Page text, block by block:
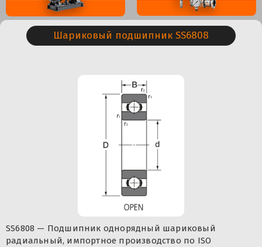
Шариковый подшипник SS6808
SS6808 — Подшипник однорядный шариковый
радиальный, импортное производство по ISO